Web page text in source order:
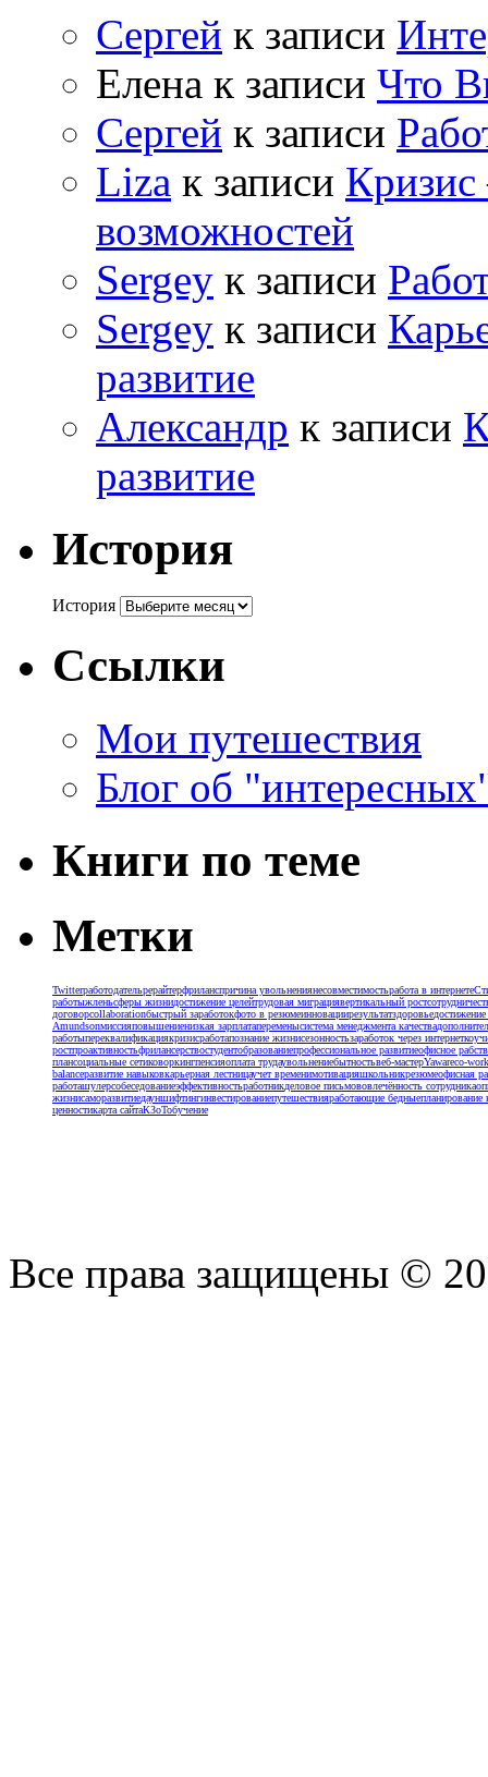
Сергей к записи
Елена к записи Что
Сергей к записи
Liza к записи
возможностей
Sergey к записи
Sergey к записи
развитие
Александр к записи
развитие
История
История
Ссылки
Мои путешествия
Блог об
Книги по теме
Метки
Twitterработодательрерайтерфриланспричина увольнениянесовместимостьработа в интернете
работыжленьсферы жизнидостижение целейтрудовая миграциявертикальный рост
договорcollaborationбыстрый заработокфото в резюмеинновациирезультатздоровье
Amundsonмиссияповышениенизкая зарплатапеременысистема менеджмента качества
работыпереквалификациякризисработапознание жизнисезонностьзаработок через интернет
ростпроактивностьфрилансерствостудентобразованиепрофессиональное развитиеофисное
плансоциальные сетиковоркингпенсияоплата трудаувольнениебытностьвеб-мастерYawareco-
balanceразвитие навыковкарьерная лестницаучет временимотивацияшкольникрезюмеофисная
работашулерсобеседованиеэффективностьработникделовое письмововлечённость сотрудника
жизнисаморазвитиедауншифтингинвестированиепутешествияработающие бедныепланирование
ценностикарта сайтаКЗоТобучение
Все права защищены ©